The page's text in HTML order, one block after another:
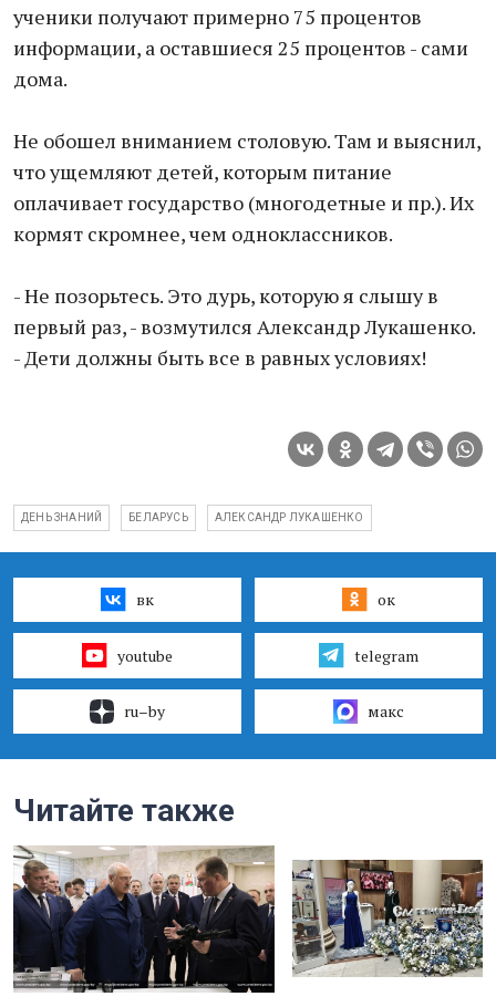
ученики получают примерно 75 процентов
информации, а оставшиеся 25 процентов - сами
дома.
Не обошел вниманием столовую. Там и выяснил,
что ущемляют детей, которым питание
оплачивает государство (многодетные и пр.). Их
кормят скромнее, чем одноклассников.
- Не позорьтесь. Это дурь, которую я слышу в
первый раз, - возмутился Александр Лукашенко.
- Дети должны быть все в равных условиях!
ДЕНЬ ЗНАНИЙ БЕЛАРУСЬ АЛЕКСАНДР ЛУКАШЕНКО
вк ок
youtube telegram
ru–by макс
Читайте также